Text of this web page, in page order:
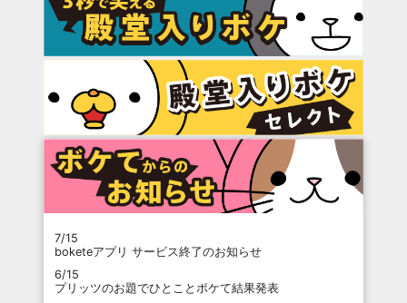
7/15
boketeアプリ サービス終了のお知らせ
6/15
プリッツのお題でひとことボケて結果発表